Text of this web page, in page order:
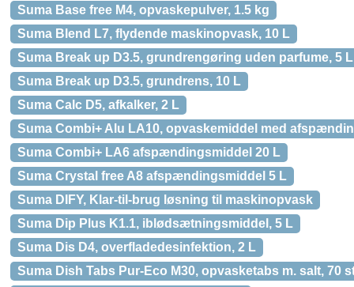
Suma Base free M4, opvaskepulver, 1.5 kg
Suma Blend L7, flydende maskinopvask, 10 L
Suma Break up D3.5, grundrengøring uden parfume, 5 L
Suma Break up D3.5, grundrens, 10 L
Suma Calc D5, afkalker, 2 L
Suma Combi+ Alu LA10, opvaskemiddel med
Suma Combi+ LA6 afspændingsmiddel 20 L
Suma Crystal free A8 afspændingsmiddel 5 L
Suma DIFY, Klar-til-brug løsning til maskinopvask
Suma Dip Plus K1.1, iblødsætningsmiddel, 5 L
Suma Dis D4, overfladedesinfektion, 2 L
Suma Dish Tabs Pur-Eco M30, opvasketabs m. salt, 70